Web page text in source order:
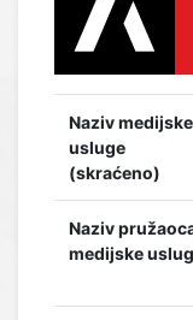
Naziv medijske
usluge
(skraćeno)
Naziv
medijske